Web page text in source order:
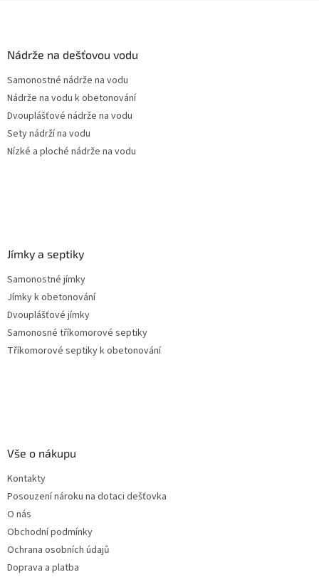
Nádrže na dešťovou vodu
Samonostné nádrže na vodu
Nádrže na vodu k obetonování
Dvouplášťové nádrže na vodu
Sety nádrží na vodu
Nízké a ploché nádrže na vodu
Jímky a septiky
Samonostné jímky
Jímky k obetonování
Dvouplášťové jímky
Samonosné tříkomorové septiky
Tříkomorové septiky k obetonování
Vše o nákupu
Kontakty
Posouzení nároku na dotaci dešťovka
O nás
Obchodní podmínky
Ochrana osobních údajů
Doprava a platba